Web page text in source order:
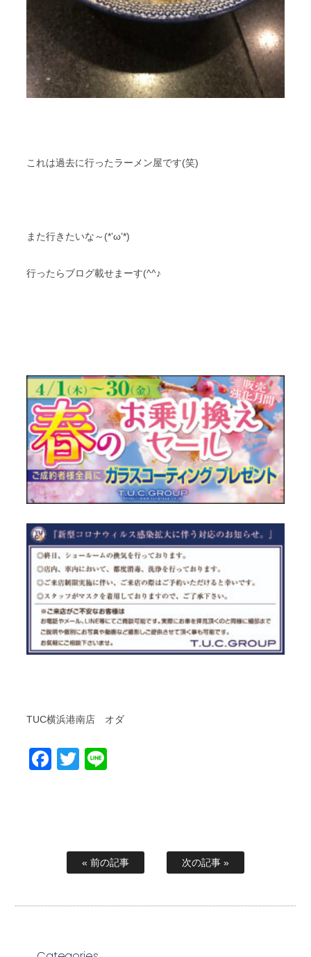
これは過去に行ったラーメン屋です(笑)
また行きたいな～(*’ω’*)
行ったらブログ載せまーす(^^♪
TUC横浜港南店 オダ
Facebook
Twitter
« 前の記事 次の記事 »